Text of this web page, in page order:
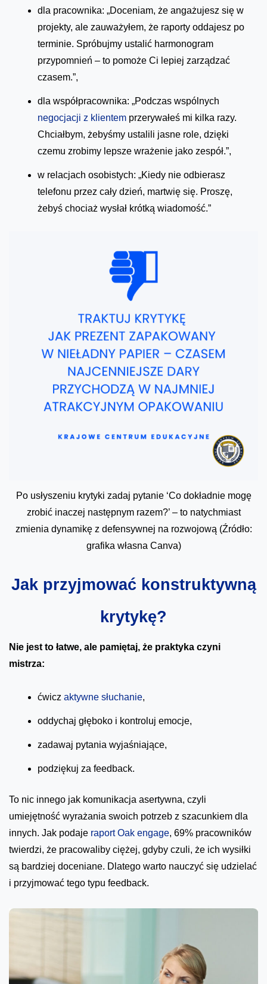
dla pracownika: „Doceniam, że angażujesz się w
projekty, ale zauważyłem, że raporty oddajesz po
terminie. Spróbujmy ustalić harmonogram
przypomnień – to pomoże Ci lepiej zarządzać
czasem.”,
dla współpracownika: „Podczas wspólnych
negocjacji z klientem przerywałeś mi kilka razy.
Chciałbym, żebyśmy ustalili jasne role, dzięki
czemu zrobimy lepsze wrażenie jako zespół.”,
w relacjach osobistych: „Kiedy nie odbierasz
telefonu przez cały dzień, martwię się. Proszę,
żebyś chociaż wysłał krótką wiadomość.”
Po usłyszeniu krytyki zadaj pytanie ‘Co dokładnie mogę
zrobić inaczej następnym razem?’ – to natychmiast
zmienia dynamikę z defensywnej na rozwojową (Źródło:
grafika własna Canva)
Jak przyjmować konstruktywną
krytykę?
Nie jest to łatwe, ale pamiętaj, że praktyka czyni
mistrza:
ćwicz aktywne słuchanie,
oddychaj głęboko i kontroluj emocje,
zadawaj pytania wyjaśniające,
podziękuj za feedback.
To nic innego jak komunikacja asertywna, czyli
umiejętność wyrażania swoich potrzeb z szacunkiem dla
innych. Jak podaje raport Oak engage, 69% pracowników
twierdzi, że pracowaliby ciężej, gdyby czuli, że ich wysiłki
są bardziej doceniane. Dlatego warto nauczyć się udzielać
i przyjmować tego typu feedback.